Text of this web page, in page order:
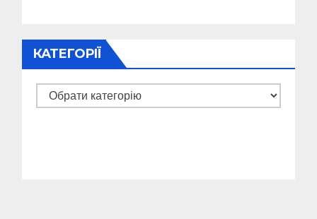
КАТЕГОРІЇ
Категорії